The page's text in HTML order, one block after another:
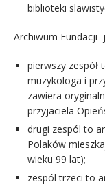
biblioteki
Archiwum Fundacji
pierwszy zespół
muzykologa i
zawiera
przyjaciela
drugi zespól to
Polaków
wieku 99 lat);
zespól trzeci to